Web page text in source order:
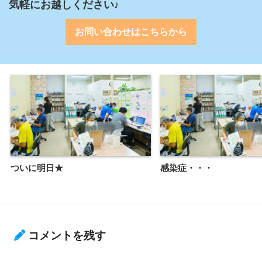
気軽にお越しください♪
お問い合わせはこちらから
ついに明日★ 感染症・・・
コメントを残す